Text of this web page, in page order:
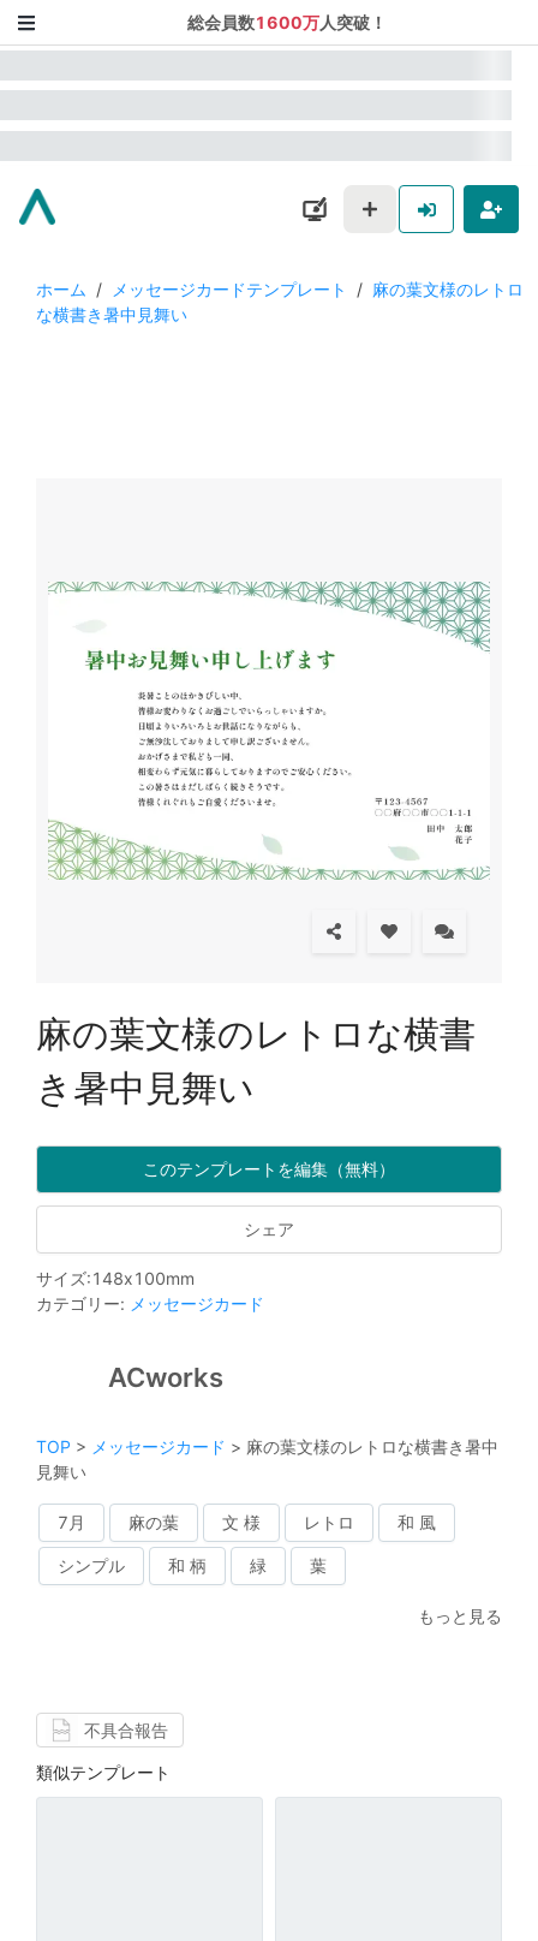
総会員数1600万人突破！
ホーム / メッセージカードテンプレート / 麻の葉文様のレトロ
な横書き暑中見舞い
麻の葉文様のレトロな横書
き暑中見舞い
このテンプレートを編集（無料）
シェア
サイズ:148x100mm
カテゴリー: メッセージカード
ACworks
TOP > メッセージカード > 麻の葉文様のレトロな横書き暑中
見舞い
7月 麻の葉 文 様 レトロ 和 風
シンプル 和 柄 緑 葉
もっと見る
不具合報告
類似テンプレート